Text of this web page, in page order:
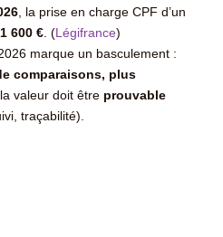
, la prise en charge CPF d’un
600 €. (Légifrance)
marque un basculement :
comparaisons, plus
valeur doit être prouvable
traçabilité).